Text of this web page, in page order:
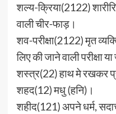
शल्य-क्रिया(2122)
वाली चीर-फाड़।
शव-परीक्षा(2122) मृत
लिए की जाने वाली परीक्षा
शस्त्र(22) हाथ मे रखकर
शहद(12) मधु (हनि)।
शहीद(121) अपने धर्म,